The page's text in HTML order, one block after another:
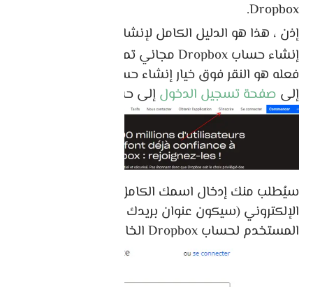
Dropbox.
إذن ، هذا هو الدليل الكامل لإنشاء حساب Dropbox:
إنشاء حساب Dropbox مجاني تمامًا. كل ما عليك
فعله هو النقر فوق خيار إنشاء حساب وسيتم توجيهك
إلى صفحة تسجيل الدخول إلى حساب Dropbox.
سيُطلب منك إدخال اسمك الكامل وعنوان بريدك
الإلكتروني (سيكون عنوان بريدك الإلكتروني هو اسم
المستخدم لحساب Dropbox الخاص بك).